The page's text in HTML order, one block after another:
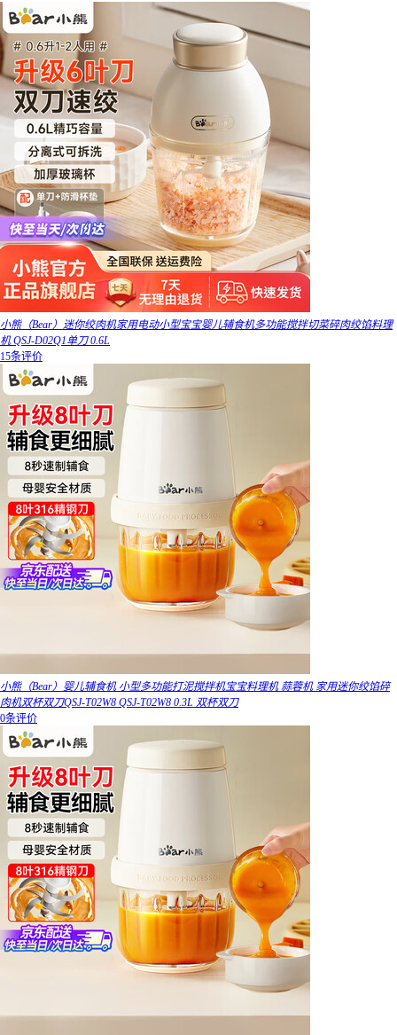
小熊（Bear）迷你绞肉机家用电动小型宝宝婴儿辅食机多功能搅拌切菜碎肉绞馅料理
机 QSJ-D02Q1单刀 0.6L
15条评价
小熊（Bear）婴儿辅食机 小型多功能打泥搅拌机宝宝料理机 蒜蓉机 家用迷你绞馅碎
肉机双杯双刀QSJ-T02W8 QSJ-T02W8 0.3L 双杯双刀
0条评价